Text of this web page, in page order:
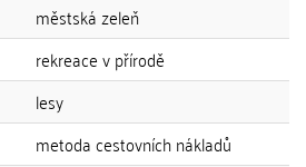
městská zeleň
rekreace v přírodě
lesy
metoda cestovních nákladů